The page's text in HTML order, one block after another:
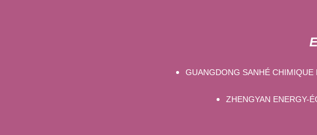
GUANGDONG SANHÉ CHIMIQUE
ZHENGYAN ENERGY-